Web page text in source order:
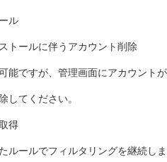
ル
ールに伴うアカウント削除
すが、管理画面にアカウントが
てください。
得
ルでフィルタリングを継続しま